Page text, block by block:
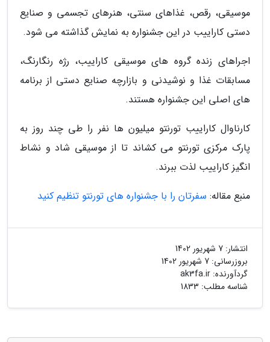
موسیقی، رقص، غذاهای سنتی، هنرهای تجسمی و صنایع
دستی کاراییب در این جشنواره به نمایش گذاشته می شود.
اجراهای زنده گروه های موسیقی کاراییب، رژه رنگارنگ،
مسابقات غذا و نوشیدنی و بازارچه صنایع دستی از برنامه
های اصلی این جشنواره هستند.
کارناوال کاراییب تورنتو میلیون ها نفر را طی چند روز به
پارک مرکزی تورنتو می کشاند تا از موسیقی شاد و نشاط
انگیز کاراییب لذت ببرند.
منبع مقاله: سفرتان را با جشنواره های تورنتو تنظیم کنید
انتشار: 7 شهریور 1402
بروزرسانی: 7 شهریور 1402
گردآورنده: ak3fa.ir
شناسه مطلب: 1833